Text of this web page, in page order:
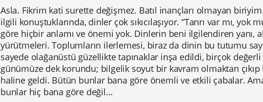
Asla. Fikrim kati surette değişmez. Batıl inançları olmayan
ilgili konuştuklarında, dinler çok sıkıcılaşıyor. “Tanrı var mı, yok
göre hiçbir anlamı ve önemi yok. Dinlerin beni ilgilendiren yanı,
yürütmeleri. Toplumların ilerlemesi, biraz da dinin bu tutumu
sayede olağanüstü güzellikte tapınaklar inşa edildi, birçok değerli
günümüze dek korundu; bilgelik soyut bir kavram olmaktan çıkıp
haline geldi. Bütün bunlar bana göre önemli ve etkili çabalar.
bunlar hiç bana göre değil…